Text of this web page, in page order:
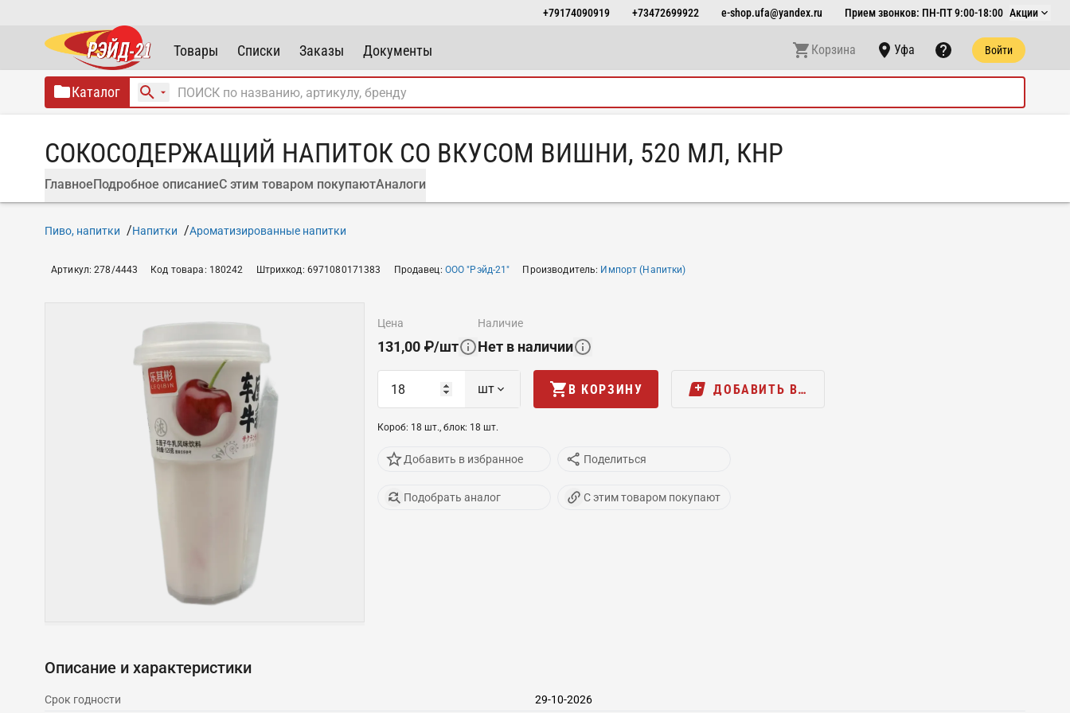
+79174090919 +73472699922 e-shop.ufa@yandex.ru Прием звонков: ПН-ПТ 9:00-18:00 Акции
Товары Списки Заказы Документы Корзина Уфа Войти
Каталог
СОКОСОДЕРЖАЩИЙ НАПИТОК СО ВКУСОМ ВИШНИ, 520 МЛ, КНР
ГлавноеПодробное описаниеС этим товаром покупаютАналоги
Пиво, напитки Напитки Ароматизированные напитки
Артикул:278/4443 Код товара: 180242 Штрихкод: 6971080171383 Продавец: ООО "Рэйд-21" Производитель: Импорт (Напитки)
цена
131,00 ₽/шт
наличие
Нет в наличии
шт В КОРЗИНУ ДОБАВИТЬ В…
Короб: 18 шт., блок: 18 шт.
Добавить в избранное Поделиться
Подобрать аналог С этим товаром покупают
Описание и характеристики
Срок годности 29-10-2026